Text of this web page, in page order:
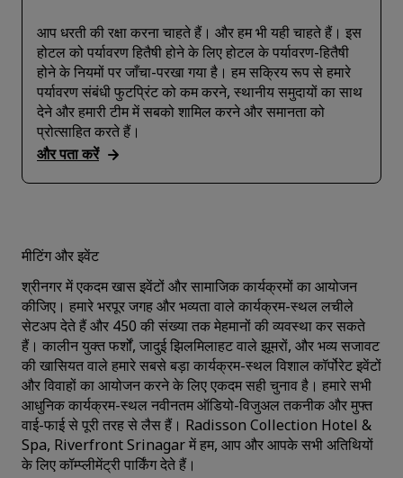
आप धरती की रक्षा करना चाहते हैं। और हम भी यही चाहते हैं। इस
होटल को पर्यावरण हितैषी होने के लिए होटल के पर्यावरण-हितैषी
होने के नियमों पर जाँचा-परखा गया है। हम सक्रिय रूप से हमारे
पर्यावरण संबंधी फुटप्रिंट को कम करने, स्थानीय समुदायों का साथ
देने और हमारी टीम में सबको शामिल करने और समानता को
प्रोत्साहित करते हैं।
और पता करें
मीटिंग और इवेंट
श्रीनगर में एकदम खास इवेंटों और सामाजिक कार्यक्रमों का आयोजन
कीजिए। हमारे भरपूर जगह और भव्यता वाले कार्यक्रम-स्थल लचीले
सेटअप देते हैं और 450 की संख्या तक मेहमानों की व्यवस्था कर सकते
हैं। कालीन युक्त फर्शों, जादुई झिलमिलाहट वाले झूमरों, और भव्य सजावट
की खासियत वाले हमारे सबसे बड़ा कार्यक्रम-स्थल विशाल कॉर्पोरेट इवेंटों
और विवाहों का आयोजन करने के लिए एकदम सही चुनाव है। हमारे सभी
आधुनिक कार्यक्रम-स्थल नवीनतम ऑडियो-विजुअल तकनीक और मुफ्त
वाई-फाई से पूरी तरह से लैस हैं। Radisson Collection Hotel &
Spa, Riverfront Srinagar में हम, आप और आपके सभी अतिथियों
के लिए कॉम्प्लीमेंट्री पार्किंग देते हैं।